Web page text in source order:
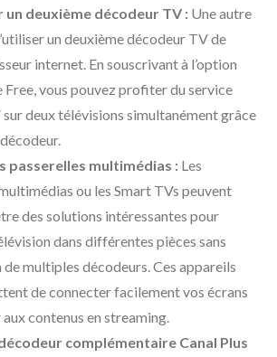
deuxième décodeur TV : Une autre
un deuxième décodeur TV de
internet. En souscrivant à l’option
vous pouvez profiter du service
deux télévisions simultanément grâce
passerelles multimédias : Les
ou les Smart TVs peuvent
des solutions intéressantes pour
dans différentes pièces sans
multiples décodeurs. Ces appareils
de connecter facilement vos écrans
aux contenus en streaming.
complémentaire Canal Plus